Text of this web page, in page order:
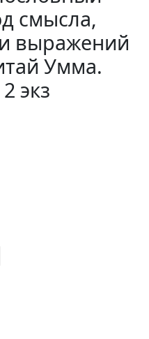
смысла,
выражений
Умма.
экз